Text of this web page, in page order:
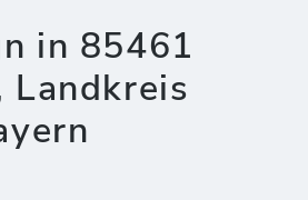
in 85461
Landkreis